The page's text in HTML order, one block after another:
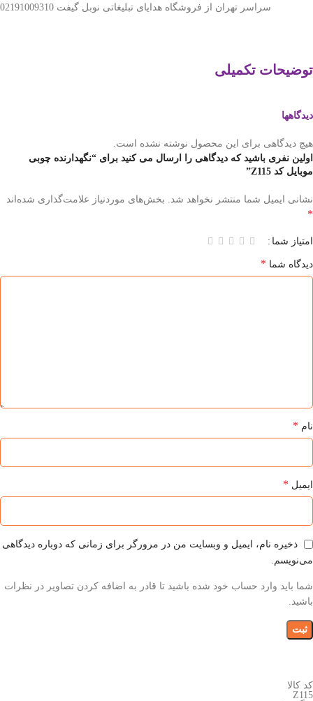
سراسر تهران از فروشگاه هدایای تبلیغاتی نوبل گیفت 02191009310
توضیحات تکمیلی
دیدگاهها
هیچ دیدگاهی برای این محصول نوشته نشده است.
اولین نفری باشید که دیدگاهی را ارسال می کنید برای “نگهدارنده چوبی
موبایل کد Z115”
نشانی ایمیل شما منتشر نخواهد شد. بخش‌های موردنیاز علامت‌گذاری شده‌اند
*
امتیاز شما
دیدگاه شما *
نام *
ایمیل *
ذخیره نام، ایمیل و وبسایت من در مرورگر برای زمانی که دوباره دیدگاهی
می‌نویسم.
شما باید وارد حساب خود شده باشید تا قادر به اضافه کردن تصاویر در نظرات
باشید.
کد کالا
Z115